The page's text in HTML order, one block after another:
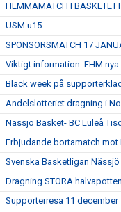
HEMMAMATCH I
USM u15
SPONSORSMATCH 17
Viktigt information: FHM
Black week på
Andelslotteriet dragning i
Nässjö Basket- BC Luleå
Erbjudande bortamatch mot
Svenska Basketligan
Dragning STORA halvapotten
Supporterresa 11 december